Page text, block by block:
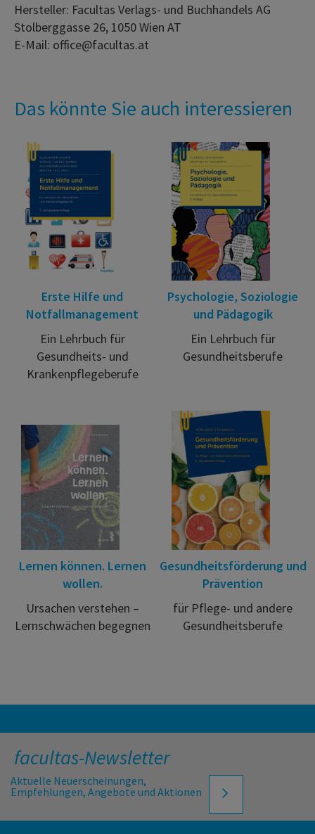
Hersteller: Facultas Verlags- und Buchhandels AG
Stolberggasse 26, 1050 Wien AT
E-Mail: office@facultas.at
Das könnte Sie auch interessieren
Erste Hilfe und
Notfallmanagement
Ein Lehrbuch für
Gesundheits- und
Krankenpflegeberufe
Psychologie, Soziologie
und Pädagogik
Ein Lehrbuch für
Gesundheitsberufe
Lernen können. Lernen
wollen.
Ursachen verstehen –
Lernschwächen begegnen
Gesundheitsförderung und
Prävention
für Pflege- und andere
Gesundheitsberufe
facultas-Newsletter
Aktuelle Neuerscheinungen,
Empfehlungen, Angebote und Aktionen